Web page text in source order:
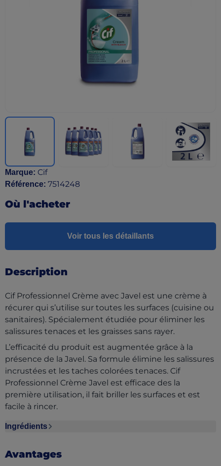
Marque: Cif
Référence: 7514248
Où l'acheter
Voir tous les détaillants
Description
Cif Professionnel Crème avec Javel est une crème à
récurer qui s’utilise sur toutes les surfaces (cuisine ou
sanitaires). Spécialement étudiée pour éliminer les
salissures tenaces et les graisses sans rayer.
L’efficacité du produit est augmentée grâce à la
présence de la Javel. Sa formule élimine les salissures
incrustées et les taches colorées tenaces. Cif
Professionnel Crème Javel est efficace des la
première utilisation, il fait briller les surfaces et est
facile à rincer.
Ingrédients
Avantages